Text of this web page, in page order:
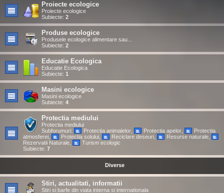
Proiecte ecologice
Proiecte ecologice
Subiecte: 2
Produse ecologice
Produsele ecologice alimentare sau...
Subiecte: 2
Educatie Ecologica
Educatie Ecologica
Subiecte: 1
Masini ecologice
Masini ecologice
Subiecte: 4
Protectia mediului
Protectia mediului
Subforumuri:
Protectia animalelor, Protectia apelor,
Protectia
atmosferei
Protectia solului, Reciclare deseuri, Resurse naturale,
Rezervatii Naturale
Turism ecologic
Subiecte: 7
Diverse
Stiri, actualitati, informatii
Stiri si barfe din viata interna si internationala